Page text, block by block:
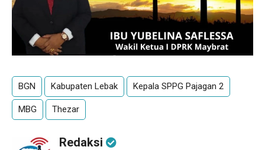
BGN Kabupaten Lebak Kepala SPPG Pajagan 2
MBG Thezar
Redaksi